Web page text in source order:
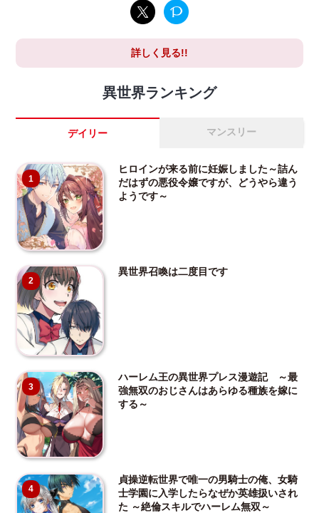
詳しく見る!!
異世界ランキング
デイリー マンスリー
1
ヒロインが来る前に妊娠しました～詰ん
だはずの悪役令嬢ですが、どうやら違う
ようです～
2
異世界召喚は二度目です
3
ハーレム王の異世界プレス漫遊記 ～最
強無双のおじさんはあらゆる種族を嫁に
する～
4
貞操逆転世界で唯一の男騎士の俺、女騎
士学園に入学したらなぜか英雄扱いされ
た ～絶倫スキルでハーレム無双～